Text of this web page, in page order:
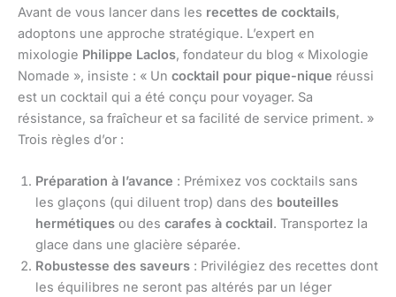
Avant de vous lancer dans les recettes de cocktails,
adoptons une approche stratégique. L’expert en
mixologie Philippe Laclos, fondateur du blog « Mixologie
Nomade », insiste : « Un cocktail pour pique-nique réussi
est un cocktail qui a été conçu pour voyager. Sa
résistance, sa fraîcheur et sa facilité de service priment. »
Trois règles d’or :
Préparation à l’avance : Prémixez vos cocktails sans
les glaçons (qui diluent trop) dans des bouteilles
hermétiques ou des carafes à cocktail. Transportez la
glace dans une glacière séparée.
Robustesse des saveurs : Privilégiez des recettes dont
les équilibres ne seront pas altérés par un léger